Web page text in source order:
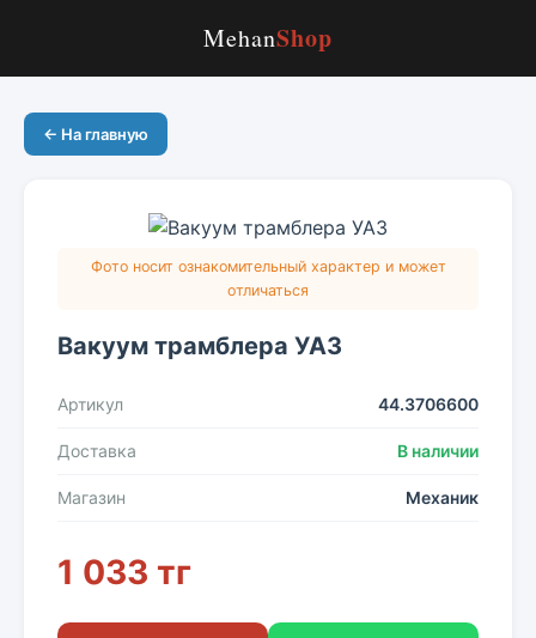
MehanShop
← На главную
Фото носит ознакомительный характер и может
отличаться
Вакуум трамблера УАЗ
Артикул 44.3706600
Доставка В наличии
Магазин Механик
1 033 тг